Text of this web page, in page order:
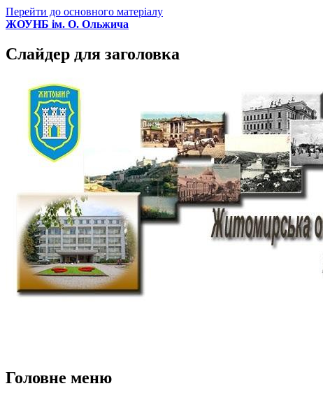
Перейти до основного матеріалу
ЖОУНБ ім. О. Ольжича
Слайдер для заголовка
Головне меню